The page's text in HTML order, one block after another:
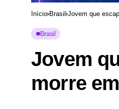
Início Brasil Jovem que
Brasil
Jovem
morre